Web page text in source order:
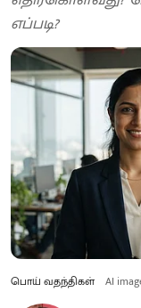
எப்படி?
பொய் வதந்திகள் AI